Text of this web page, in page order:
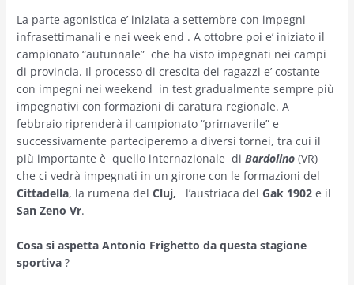
La parte agonistica e’ iniziata a settembre con impegni
infrasettimanali e nei week end . A ottobre poi e’ iniziato il
campionato “autunnale” che ha visto impegnati nei campi
di provincia. Il processo di crescita dei ragazzi e’ costante
con impegni nei weekend in test gradualmente sempre più
impegnativi con formazioni di caratura regionale. A
febbraio riprenderà il campionato “primaverile” e
successivamente parteciperemo a diversi tornei, tra cui il
più importante è quello internazionale diBardolino (VR)
che ci vedrà impegnati in un girone con le formazioni del
Cittadella, la rumena delCluj, l’austriaca delGak 1902 e il
San Zeno Vr.
Cosa si aspetta Antonio Frighetto da questa stagione
sportiva ?